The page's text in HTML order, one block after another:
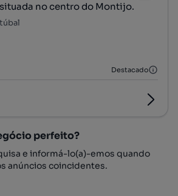
no centro do Montijo.
Destacado
perfeito?
e informá-lo(a)-emos quando
anúncios coincidentes.